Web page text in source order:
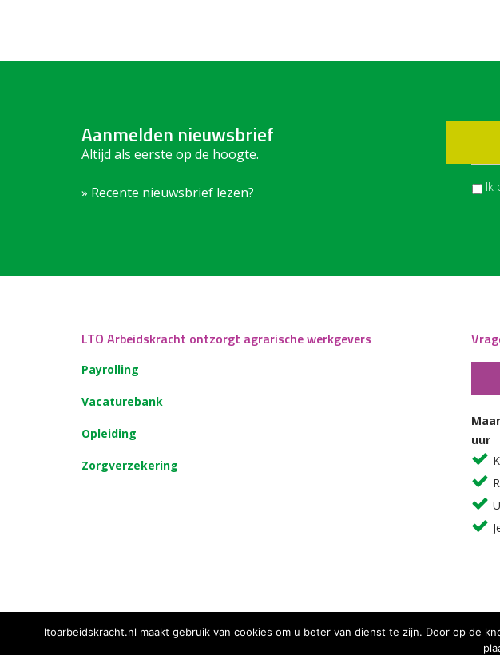
Aanmelden nieuwsbrief
Altijd als eerste op de hoogte.
» Recente nieuwsbrief lezen? Ik
LTO Arbeidskracht ontzorgt agrarische werkgevers
Payrolling
Vacaturebank
Opleiding
Zorgverzekering
uur
ltoarbeidskracht.nl maakt gebruik van cookies om u beter van dienst te zijn. Door op de